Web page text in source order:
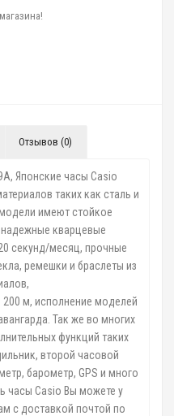
Отзывов (0)
Японские часы Casio
таких как сталь и
имеют стойкое
кварцевые
секунд/месяц, прочные
ремешки и браслеты из
м, исполнение моделей
Так же во многих
функций таких
второй часовой
барометр, GPS и много
часы Casio Вы можете у
с доставкой почтой по